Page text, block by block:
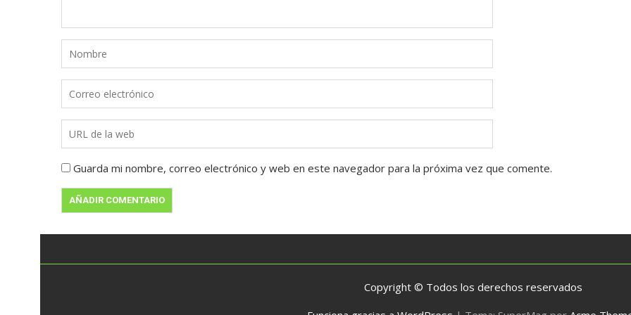
Guarda mi nombre, correo electrónico y web en este navegador para la próxima vez que comente.
Copyright © Todos los derechos reservados